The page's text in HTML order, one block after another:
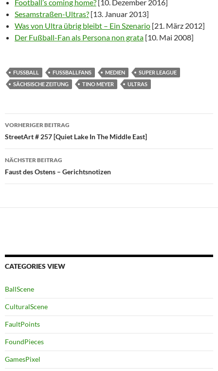
Football’s coming home? [10. Dezember 2016]
Sesamstraßen-Ultras? [13. Januar 2013]
Was von Ultra übrig bleibt – Ein Szenario [21. März 2012]
Der Fußball-Fan als Persona non grata [10. Mai 2008]
FUSSBALL FUSSBALLFANS MEDIEN
SUPER LEAGUE
SÄCHSISCHE ZEITUNG
TINO MEYER ULTRAS
Beitragsnavigation
VORHERIGER BEITRAG
StreetArt # 257 [Quiet Lake In The Middle East]
NÄCHSTER BEITRAG
Faust des Ostens – Gerichtsnotizen
CATEGORIES VIEW
BallScene
CulturalScene
FaultPoints
FoundPieces
GamesPixel